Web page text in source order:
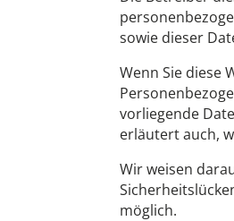
sowie dieser
Wenn Sie diese
vorliegende
erläutert auch,
Wir weisen
möglich.